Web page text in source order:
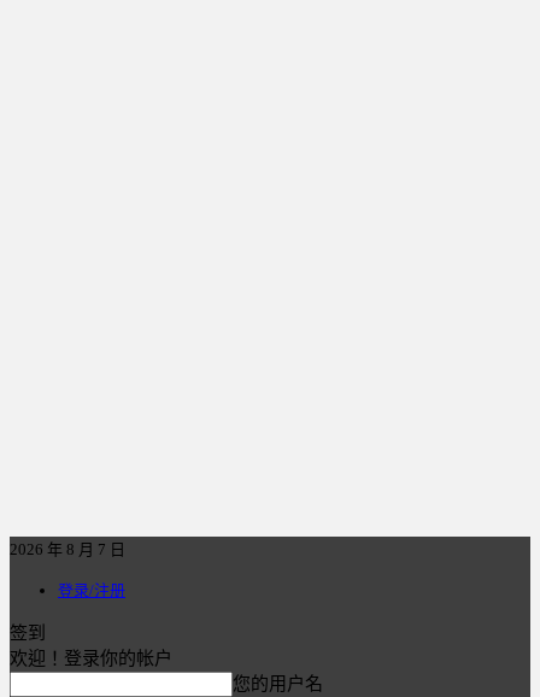
2026 年 8 月 7 日
登录/注册
签到
欢迎！登录你的帐户
您的用户名